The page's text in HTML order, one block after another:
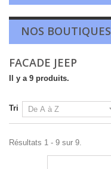
NOS BOUTIQUES
FACADE JEEP
Il y a 9 produits.
Tri
Résultats 1 - 9 sur 9.